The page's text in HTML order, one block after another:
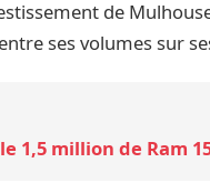
de
ses volumes sur
1,5 million de Ram